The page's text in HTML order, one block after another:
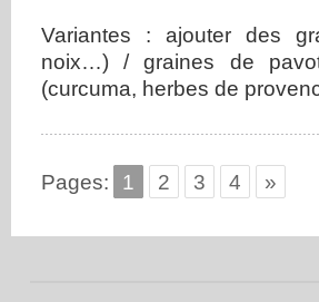
Variantes : ajouter des
noix…) / graines de
(curcuma, herbes de
Pages: 1 2 3 4 »